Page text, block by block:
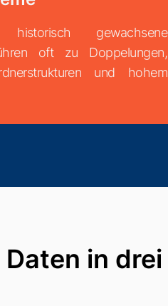
historisch gewachsene
oft zu Doppelungen,
und hohem
in drei